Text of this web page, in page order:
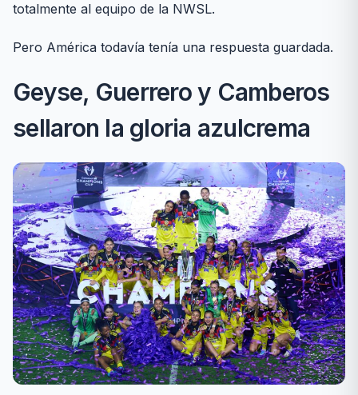
totalmente al equipo de la NWSL.
Pero América todavía tenía una respuesta guardada.
Geyse, Guerrero y Camberos
sellaron la gloria azulcrema